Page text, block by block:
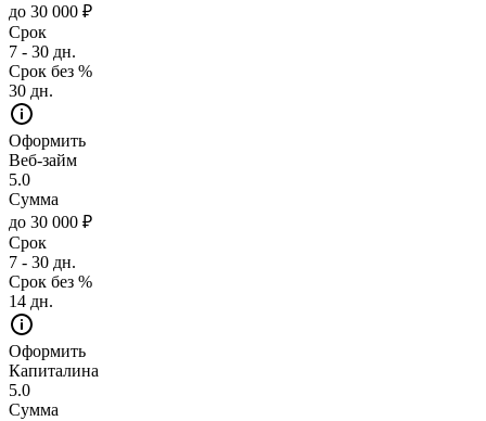
до 30 000 ₽
Срок
7 - 30 дн.
Срок без %
30 дн.
Оформить
Веб-займ
5.0
Сумма
до 30 000 ₽
Срок
7 - 30 дн.
Срок без %
14 дн.
Оформить
Капиталина
5.0
Сумма